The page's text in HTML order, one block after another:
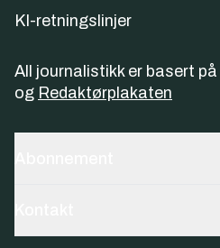
KI-retningslinjer
All journalistikk er basert på
og Redaktørplakaten